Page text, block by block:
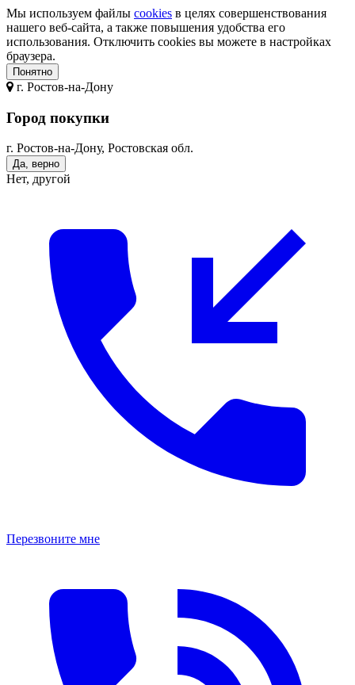
Мы используем файлы cookies в целях совершенствования
нашего веб-сайта, а также повышения удобства его
использования. Отключить cookies вы можете в настройках
браузера.
Понятно
г. Ростов-на-Дону
Город покупки
г. Ростов-на-Дону, Ростовская обл.
Да, верно
Нет, другой
Перезвоните мне